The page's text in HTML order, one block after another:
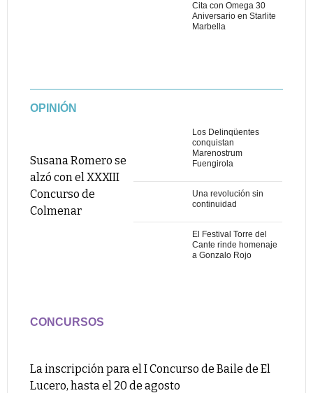
Cita con Omega 30
Aniversario en Starlite
Marbella
OPINIÓN
Susana Romero se
alzó con el XXXIII
Concurso de
Colmenar
Los Delinqüentes
conquistan
Marenostrum
Fuengirola
Una revolución sin
continuidad
El Festival Torre del
Cante rinde homenaje
a Gonzalo Rojo
CONCURSOS
La inscripción para el I Concurso de Baile de El
Lucero, hasta el 20 de agosto